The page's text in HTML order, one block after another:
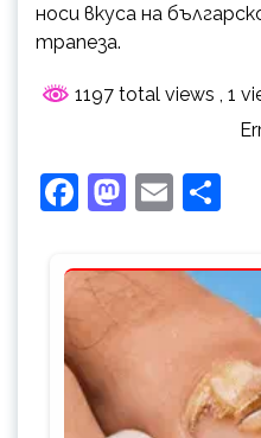
носи вкуса на
трапеза.
1197 total views , 1
Facebook
Email